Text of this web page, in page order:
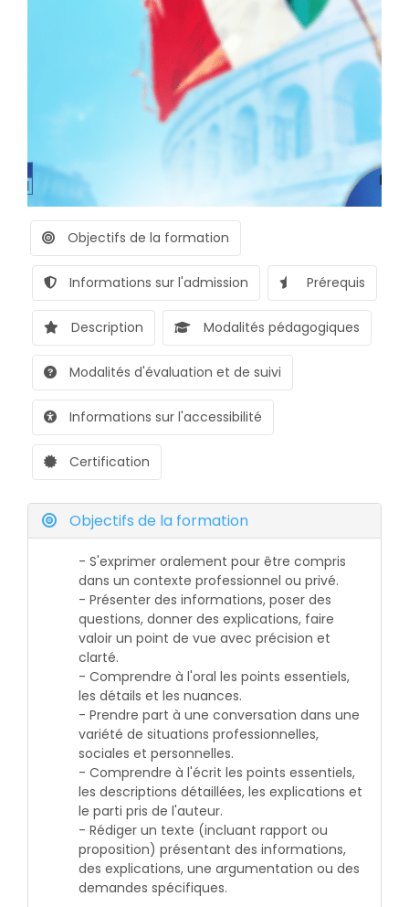
Objectifs de la formation
Informations sur l'admission Prérequis
Description Modalités pédagogiques
Modalités d'évaluation et de suivi
Informations sur l'accessibilité
Certification
Objectifs de la formation
- S'exprimer oralement pour être compris
dans un contexte professionnel ou privé.
- Présenter des informations, poser des
questions, donner des explications, faire
valoir un point de vue avec précision et
clarté.
- Comprendre à l'oral les points essentiels,
les détails et les nuances.
- Prendre part à une conversation dans une
variété de situations professionnelles,
sociales et personnelles.
- Comprendre à l'écrit les points essentiels,
les descriptions détaillées, les explications et
le parti pris de l'auteur.
- Rédiger un texte (incluant rapport ou
proposition) présentant des informations,
des explications, une argumentation ou des
demandes spécifiques.